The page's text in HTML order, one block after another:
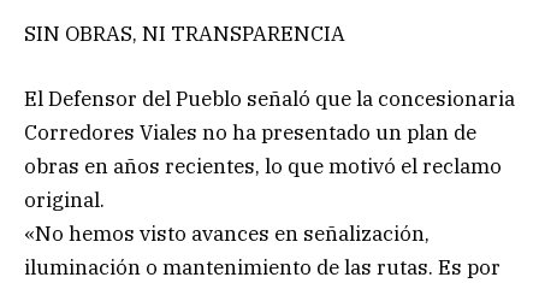
SIN OBRAS, NI TRANSPARENCIA
El Defensor del Pueblo señaló que la concesionaria
Corredores Viales no ha presentado un plan de
obras en años recientes, lo que motivó el reclamo
original.
«No hemos visto avances en señalización,
iluminación o mantenimiento de las rutas. Es por